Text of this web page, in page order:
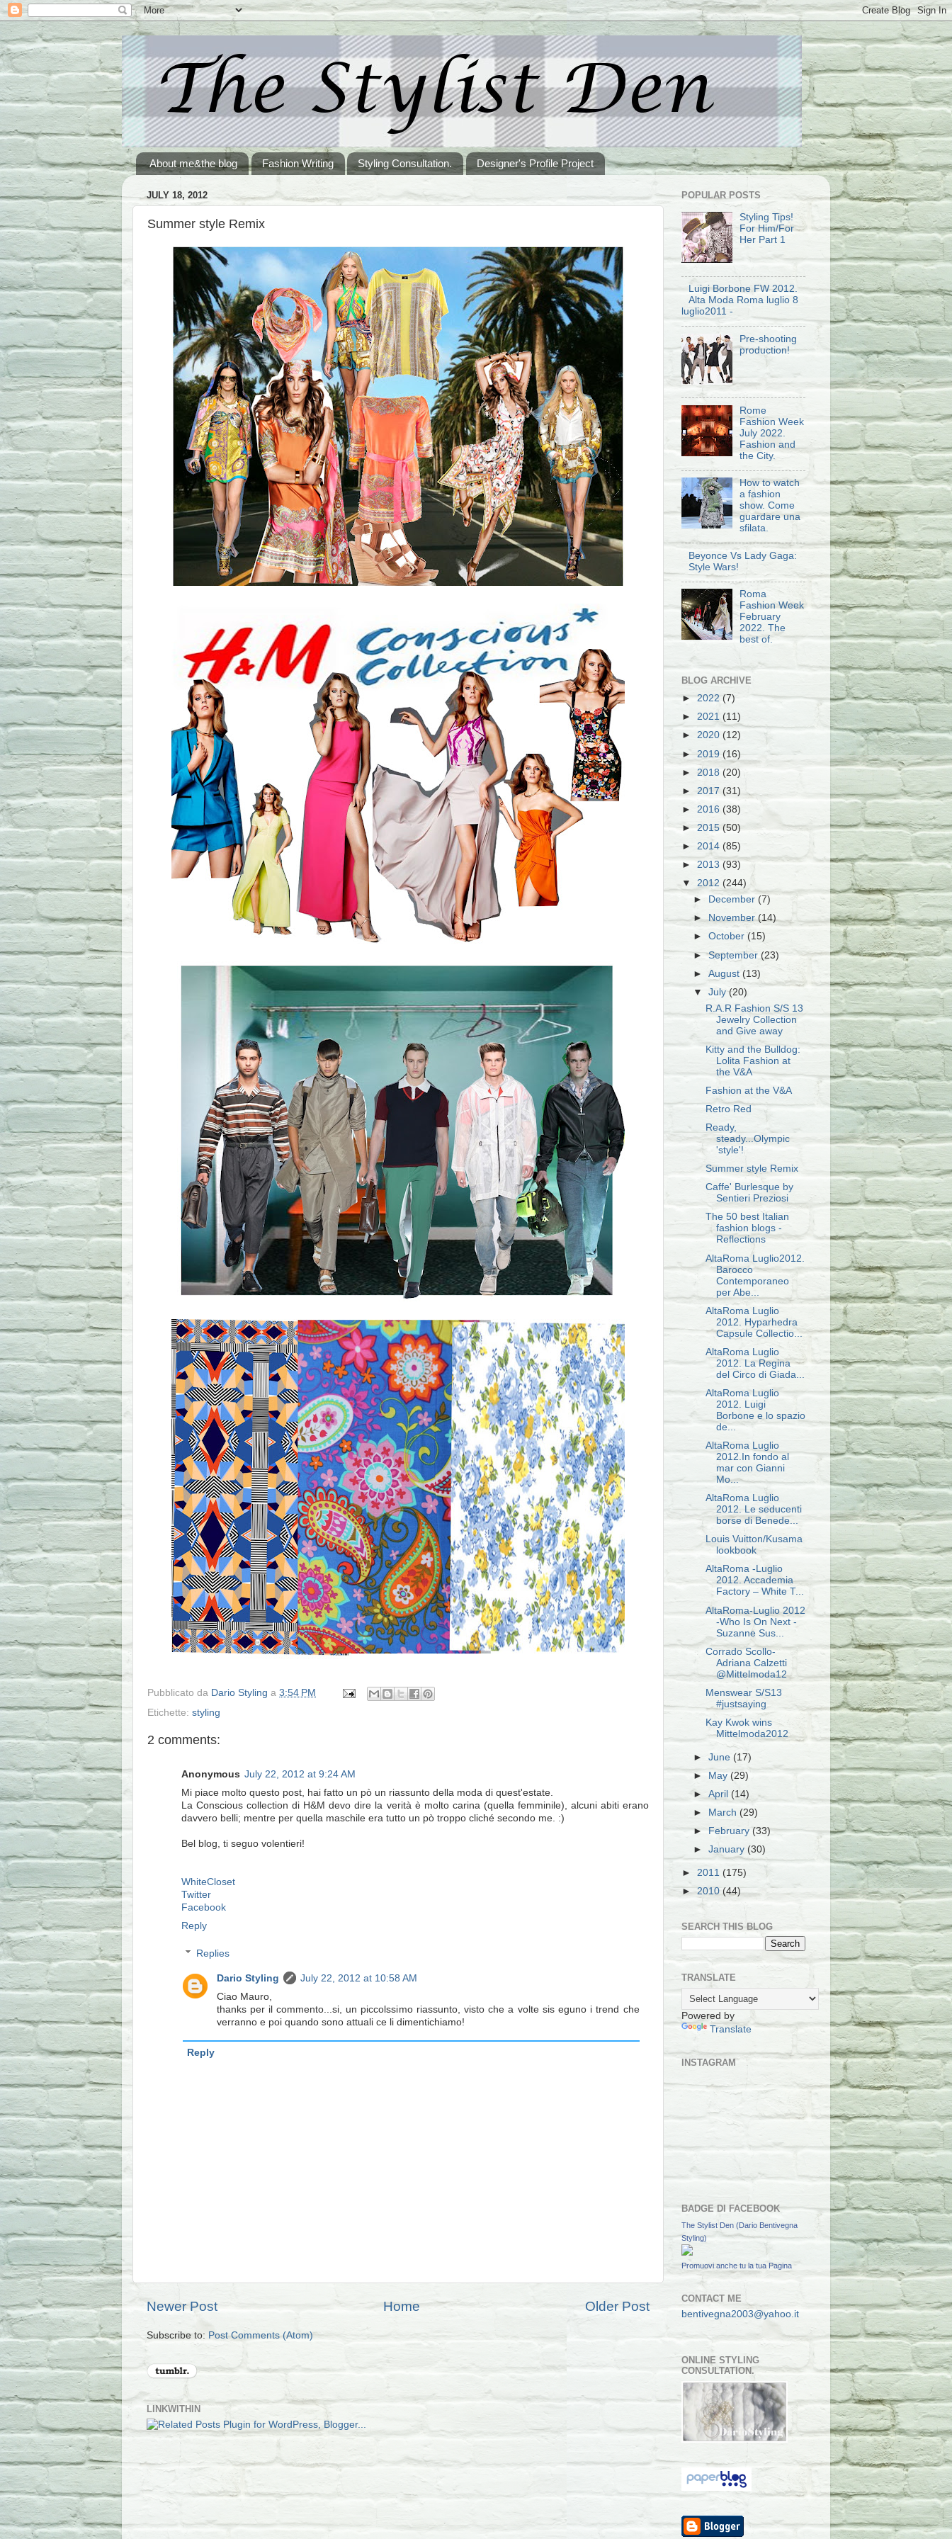
About me&the blog Fashion Writing Styling Consultation. Designer's Profile Project
JULY 18, 2012
Summer style Remix
Pubblicato da Dario Styling a 3:54 PM
Etichette: styling
2 comments:
Anonymous July 22, 2012 at 9:24 AM
Mi piace molto questo post, hai fatto un pò un riassunto della moda di quest'estate.
La Conscious collection di H&M devo dire la verità è molto carina (quella femminile), alcuni abiti erano
davvero belli; mentre per quella maschile era tutto un pò troppo cliché secondo me. :)
Bel blog, ti seguo volentieri!
WhiteCloset
Twitter
Facebook
Reply
Replies
Dario Styling
July 22, 2012 at 10:58 AM
Ciao Mauro,
thanks per il commento...si, un piccolssimo riassunto, visto che a volte sis eguno i trend che
verranno e poi quando sono attuali ce li dimentichiamo!
Reply
Newer Post Older Post
Home
Subscribe to: Post Comments (Atom)
LINKWITHIN
POPULAR POSTS
Styling Tips!
For Him/For
Her Part 1
Luigi Borbone FW 2012.
Alta Moda Roma luglio 8
luglio2011 -
Pre-shooting
production!
Rome
Fashion Week
July 2022.
Fashion and
the City.
How to watch
a fashion
show. Come
guardare una
sfilata.
Beyonce Vs Lady Gaga:
Style Wars!
Roma
Fashion Week
February
2022. The
best of.
BLOG ARCHIVE
►2022 (7)
► 2021 (11)
► 2020 (12)
► 2019(16)
► 2018 (20)
► 2017 (31)
► 2016 (38)
►2015(50)
► 2014 (85)
► 2013 (93)
▼ 2012 (244)
►
December(7)
►November(14)
►October(15)
►September (23)
►August (13)
▼July(20)
R.A.R Fashion S/S 13
Jewelry Collection
and Give away
Kitty and the Bulldog:
Lolita Fashion at
the V&A
Fashion at the V&A
Retro Red
Ready,
steady...Olympic
'style'!
Summer style Remix
Caffe' Burlesque by
Sentieri Preziosi
The 50 best Italian
fashion blogs -
Reflections
AltaRoma Luglio2012.
Barocco
Contemporaneo
per Abe...
AltaRoma Luglio
2012. Hyparhedra
Capsule Collectio...
AltaRoma Luglio
2012. La Regina
del Circo di Giada...
AltaRoma Luglio
2012. Luigi
Borbone e lo spazio
de...
AltaRoma Luglio
2012.In fondo al
mar con Gianni
Mo...
AltaRoma Luglio
2012. Le seducenti
borse di Benede...
Louis Vuitton/Kusama
lookbook
AltaRoma -Luglio
2012. Accademia
Factory – White T...
AltaRoma-Luglio 2012
-Who Is On Next -
Suzanne Sus...
Corrado Scollo-
Adriana Calzetti
@Mittelmoda12
Menswear S/S13
#justsaying
Kay Kwok wins
Mittelmoda2012
►June(17)
►
May(29)
►April (14)
►
March (29)
►February(33)
►January (30)
► 2011 (175)
►2010(44)
SEARCH THIS BLOG
TRANSLATE
Powered by
Translate
INSTAGRAM
BADGE DI FACEBOOK
The Stylist Den (Dario Bentivegna
Styling)
Promuovi anche tu la tua Pagina
CONTACT ME
bentivegna2003@yahoo.it
ONLINE STYLING
CONSULTATION.